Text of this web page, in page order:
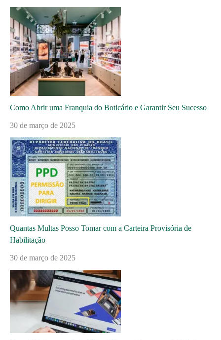
Como Abrir uma Franquia do Boticário e Garantir Seu Sucesso
30 de março de 2025
Quantas Multas Posso Tomar com a Carteira Provisória de
Habilitação
30 de março de 2025